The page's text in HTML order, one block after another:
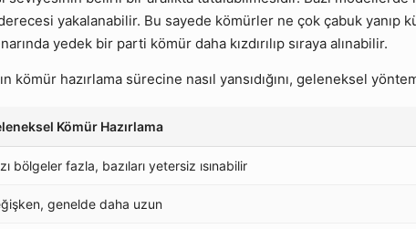
yakalanabilir. Bu sayede kömürler ne çok çabuk yanıp
yedek bir parti kömür daha kızdırılıp sıraya alınabilir.
kömür hazırlama sürecine nasıl yansıdığını, geleneksel
Kömür Hazırlama
bölgeler fazla, bazıları yetersiz ısınabilir
genelde daha uzun